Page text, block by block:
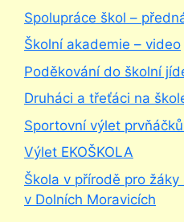
Spolupráce škol –
Školní akademie – video
Poděkování do školní
Druháci a třeťáci na
Sportovní výlet
Výlet EKOŠKOLA
Škola v přírodě pro žáky
v Dolních Moravicích